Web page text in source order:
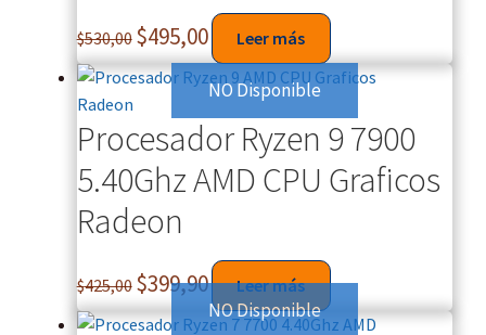
$530,00 $495,00 Leer más
NO Disponible
Procesador Ryzen 9 7900
5.40Ghz AMD CPU Graficos
Radeon
$425,00 $399,90 Leer más
NO Disponible